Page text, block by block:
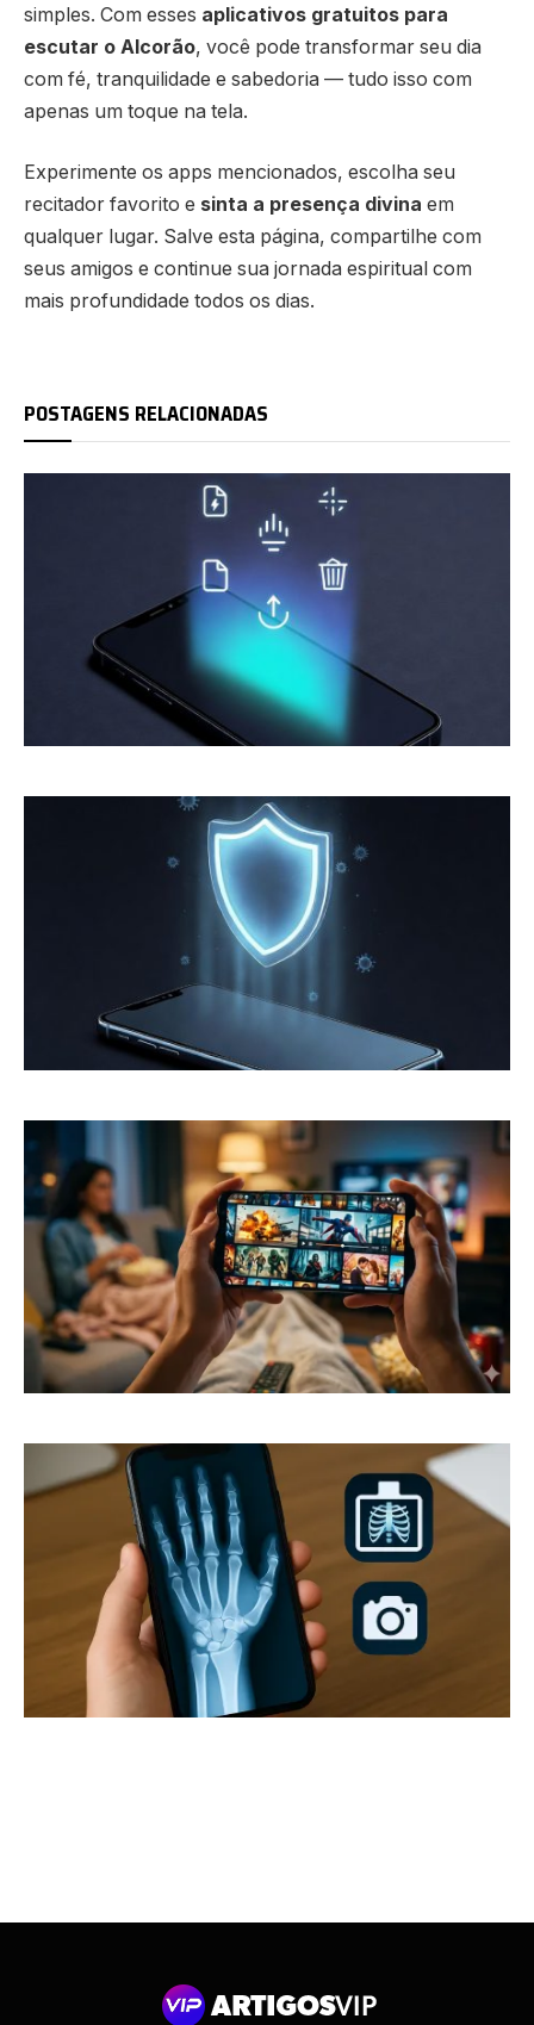
simples. Com esses aplicativos gratuitos para
escutar o Alcorão, você pode transformar seu dia
com fé, tranquilidade e sabedoria — tudo isso com
apenas um toque na tela.
Experimente os apps mencionados, escolha seu
recitador favorito e sinta a presença divina em
qualquer lugar. Salve esta página, compartilhe com
seus amigos e continue sua jornada espiritual com
mais profundidade todos os dias.
POSTAGENS RELACIONADAS